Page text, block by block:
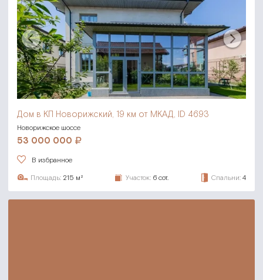
Дом в КП Новорижский, 19 км от МКАД, ID 4693
Новорижское шоссе
53 000 000
В избранное
Площадь: 215 м² Участок: 6 сот. Спальни: 4